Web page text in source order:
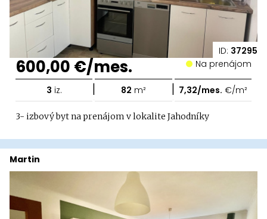
ID: 37295
600,00 €/mes. Na prenájom
3 iz. | 82 m² | 7,32/mes. €/m²
3- izbový byt na prenájom v lokalite Jahodníky
Martin